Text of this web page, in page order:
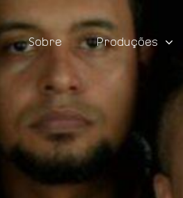
Sobre Produções